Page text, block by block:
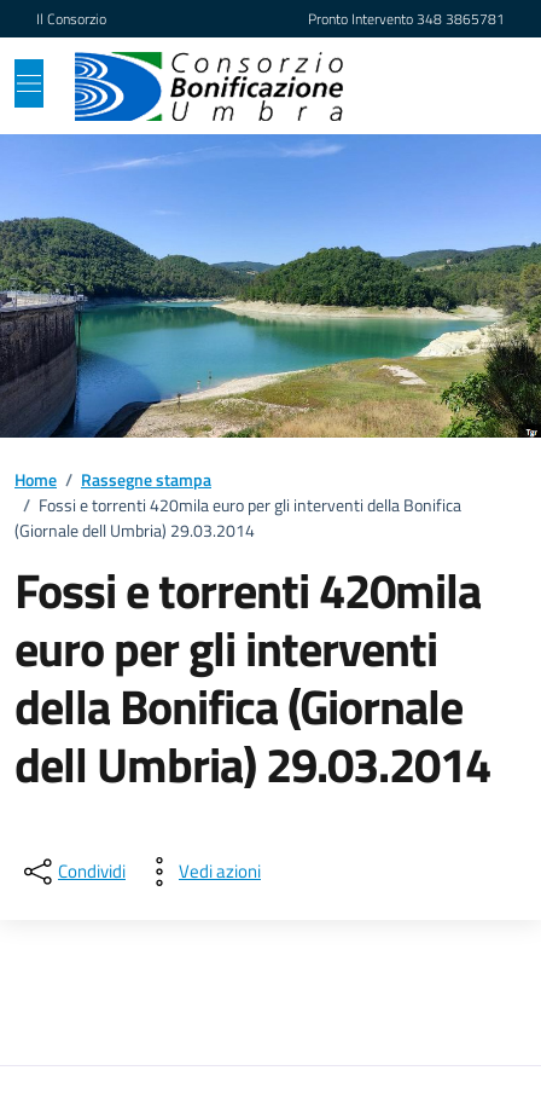
Vai ai contenuti
Vai al footer
Il Consorzio Pronto Intervento348 3865781
Home / Rassegne stampa
/ Fossi e torrenti 420mila euro per gli interventi della Bonifica
(Giornale dell Umbria) 29.03.2014
Fossi e torrenti 420mila
euro per gli interventi
della Bonifica (Giornale
dell Umbria) 29.03.2014
Condividi Vedi azioni